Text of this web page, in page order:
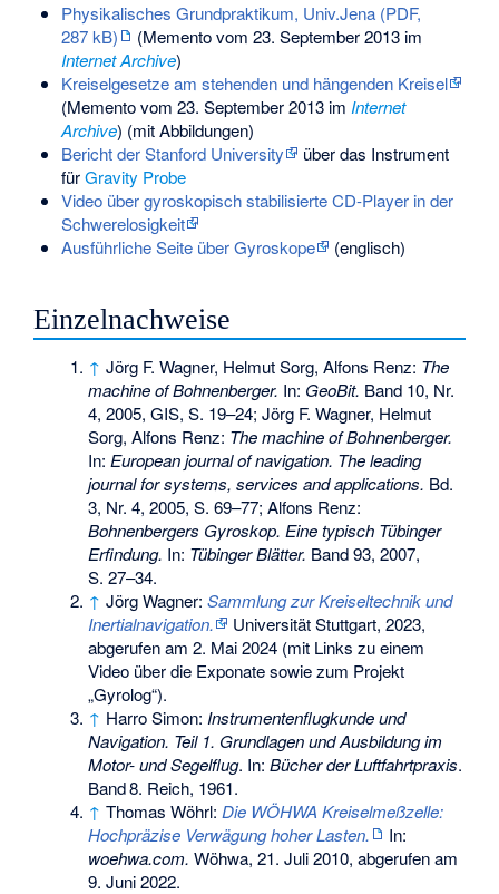
Physikalisches Grundpraktikum, Univ.Jena (PDF,
287 kB)
(Mementovom 23. September 2013 im
Internet Archive)
Kreiselgesetze am stehenden und hängenden Kreisel
(Mementovom 23. September 2013 im Internet
Archive) (mit Abbildungen)
Bericht der Stanford University
über das Instrument
fürGravity Probe
Video über gyroskopisch stabilisierte CD-Player in der
Schwerelosigkeit
Ausführliche Seite über Gyroskope
(englisch)
Einzelnachweise
↑ Jörg F. Wagner, Helmut Sorg, Alfons Renz: The
machine of Bohnenberger. In: GeoBit. Band 10, Nr.
4, 2005, GIS, S. 19–24; Jörg F. Wagner, Helmut
Sorg, Alfons Renz: The machine of Bohnenberger.
In: European journal of navigation. The leading
journal for systems, services and applications. Bd.
3, Nr. 4, 2005, S. 69–77; Alfons Renz:
Bohnenbergers Gyroskop. Eine typisch Tübinger
Erfindung. In: Tübinger Blätter. Band 93, 2007,
S. 27–34.
↑ Jörg Wagner:Sammlung zur Kreiseltechnik und
Inertialnavigation.
Universität Stuttgart, 2023,
abgerufen am 2. Mai 2024 (mit Links zu einem
Video über die Exponate sowie zum Projekt
„Gyrolog“).
↑ Harro Simon: Instrumentenflugkunde und
Navigation. Teil 1. Grundlagen und Ausbildung im
Motor- und Segelflug. In:Bücher der Luftfahrtpraxis.
Band8. Reich, 1961.
↑ Thomas Wöhrl: Die WÖHWA Kreiselmeßzelle:
Hochpräzise Verwägung hoher Lasten.
In:
woehwa.com. Wöhwa, 21. Juli 2010, abgerufen am
9. Juni 2022.